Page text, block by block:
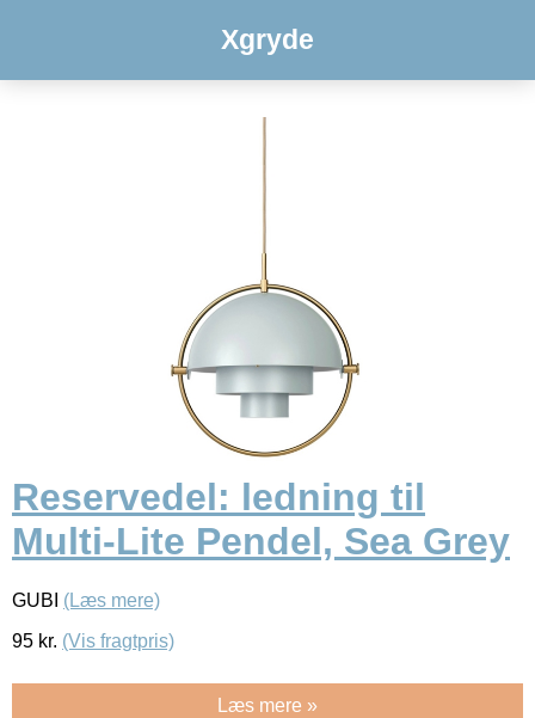
Xgryde
Reservedel: ledning til
Multi-Lite Pendel, Sea Grey
GUBI (Læs mere)
95 kr. (Vis fragtpris)
Læs mere »